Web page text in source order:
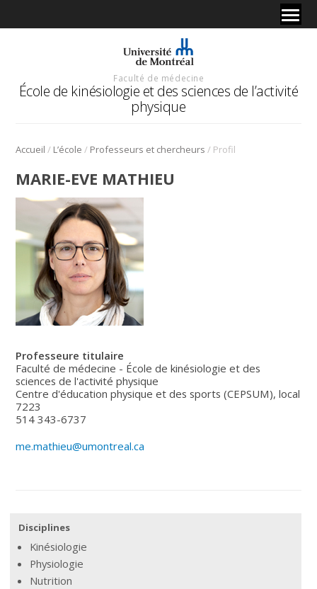
Faculté de médecine
École de kinésiologie et des sciences de l’activité
physique
Accueil / L’école / Professeurs et chercheurs / Profil
MARIE-EVE MATHIEU
Professeure titulaire
Faculté de médecine - École de kinésiologie et des
sciences de l'activité physique
Centre d'éducation physique et des sports (CEPSUM), local
7223
514 343-6737
me.mathieu@umontreal.ca
Disciplines
Kinésiologie
Physiologie
Nutrition